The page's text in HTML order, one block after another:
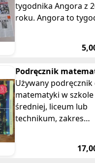
tygodnika Angora z
roku. Angora to tygodnik
najciekawszych
Podręcznik
zakres podstawowy
rozszerzonym LO
Używany podręcznik
matematyki w szkole
średniej, liceum lub
technikum, zakres
rozszerzeniem.
z plusem. Autorzy: